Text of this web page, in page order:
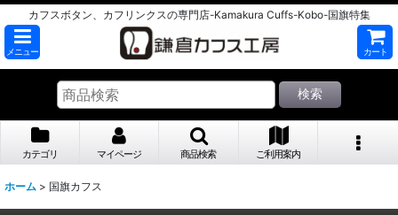
カフスボタン、カフリンクスの専門店-Kamakura Cuffs-Kobo-国旗特集
メニュー カート
検索
カテゴリ マイページ 商品検索 ご利用案内
ホーム > 国旗カフス